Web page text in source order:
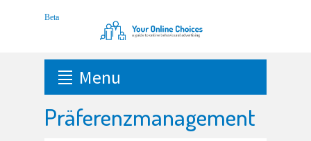
Menu
Präferenzmanagement